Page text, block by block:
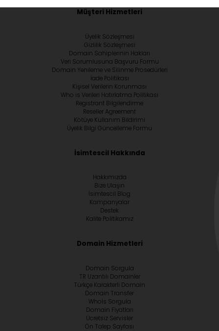
Müşteri Hizmetleri
Üyelik Sözleşmesi
Gizlilik Sözleşmesi
Domain Sahiplerinin Hakları
Veri Sorumlusuna Başvuru Formu
Domain Yenileme ve Silinme Prosedürleri
İade Politikası
Kişisel Verilerin Korunması
Who is Verileri Hatırlatma Politikası
Registrant Bilgilendirme
Reseller Agreement
Kötüye Kullanım Bildirimi
Üyelik Bilgi Güncelleme Formu
İsimtescil Hakkında
Hakkımızda
Bize Ulaşın
İsimtescil Blog
Kampanyalar
Destek
Kalite Politikamız
Domain Hizmetleri
Domain Sorgula
TR Uzantılı Domainler
Türkçe Karakterli Domain
Domain Transfer
Whoİs Sorgula
Domain Fiyatları
Ücretsiz Servisler
Ön Talep Sayfası